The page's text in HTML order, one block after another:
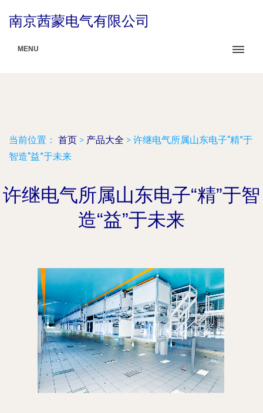
南京茜蒙电气有限公司
MENU
当前位置： 首页 > 产品大全 > 许继电气所属山东电子“精”于
智造“益”于未来
许继电气所属山东电子“精”于智
造“益”于未来